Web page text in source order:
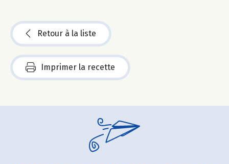
Retour à la liste
Imprimer la recette